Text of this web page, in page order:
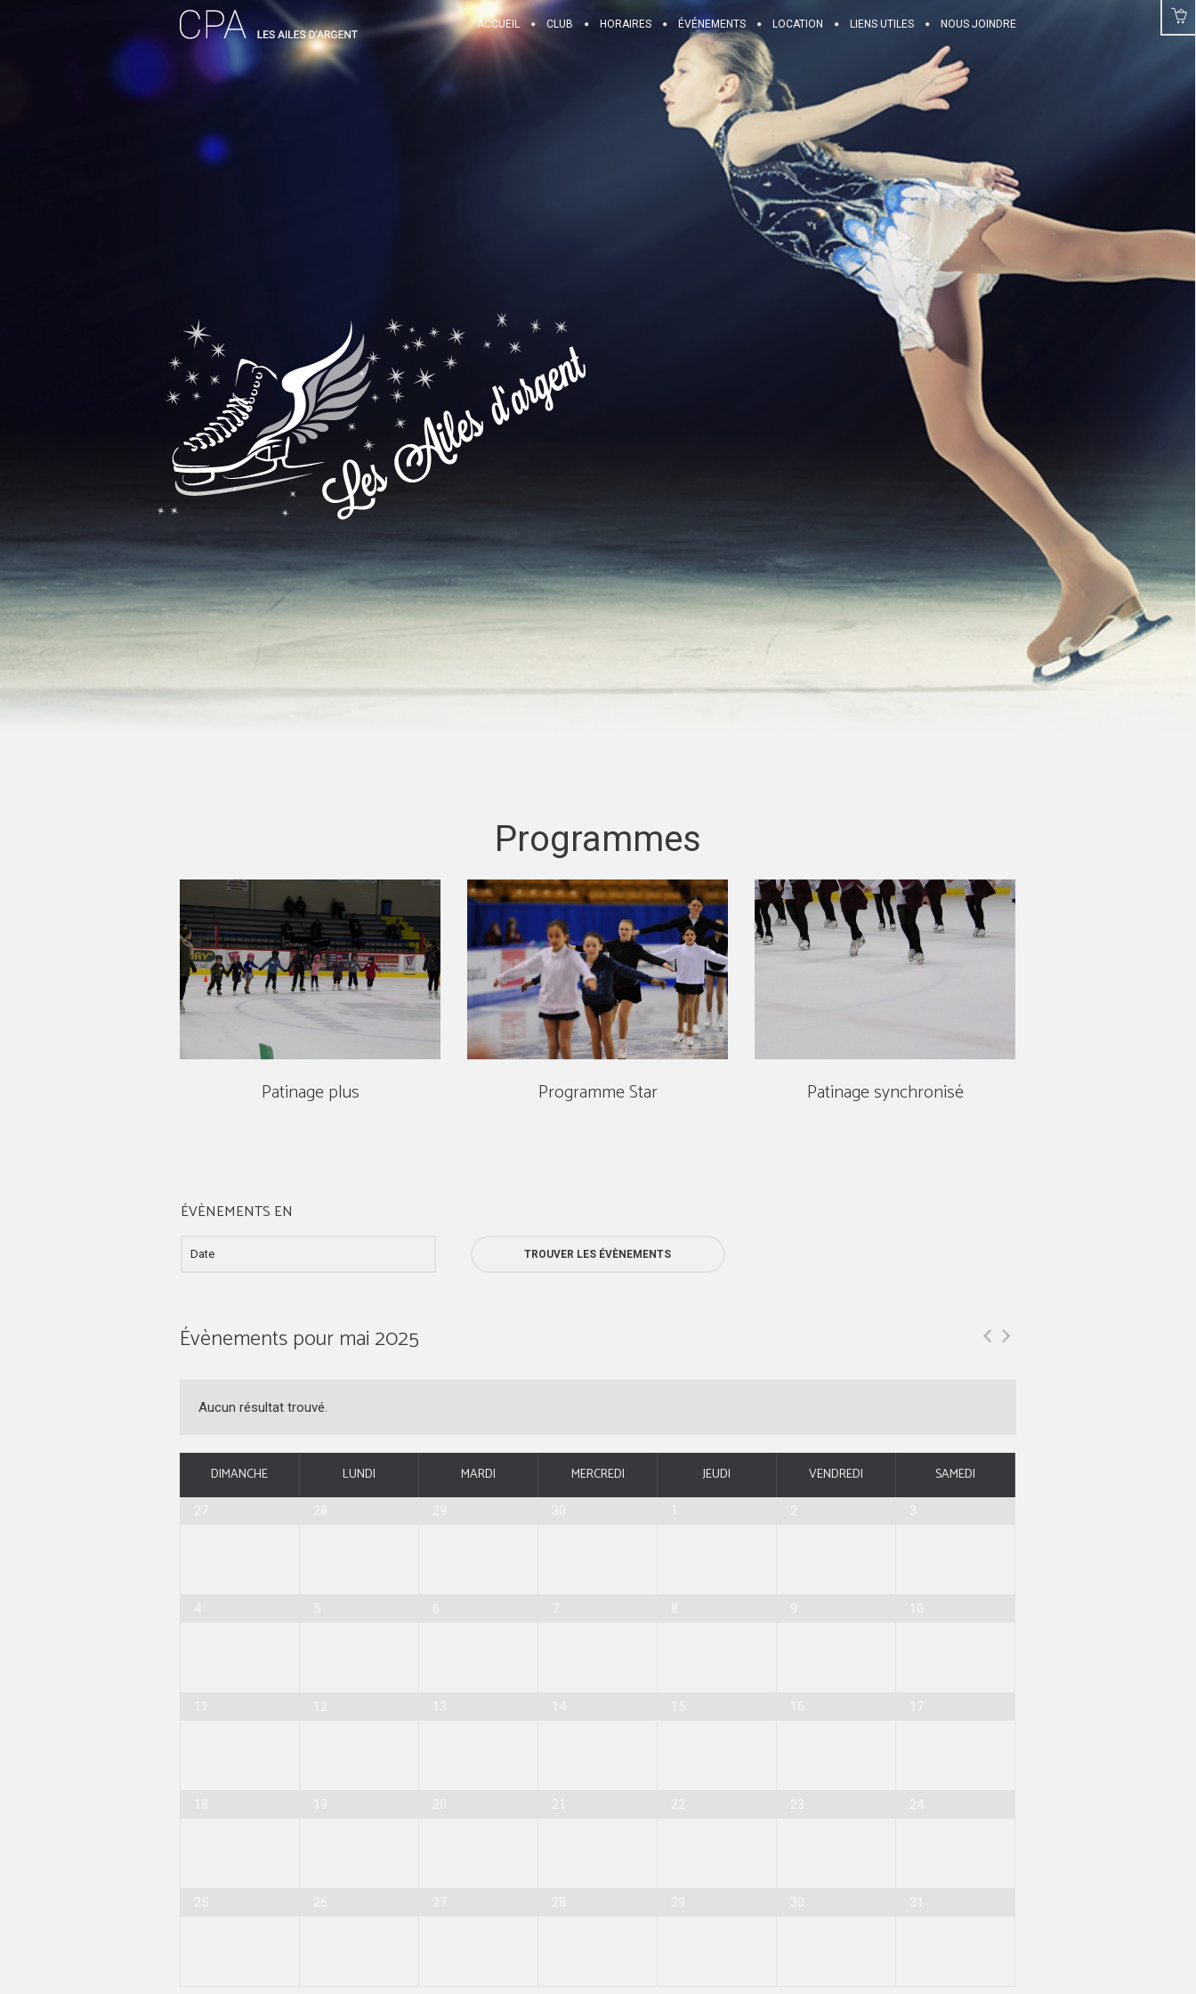
ACCUEIL CLUB HORAIRES ÉVÉNEMENTS LOCATION LIENS UTILES NOUS JOINDRE
Programmes
Patinage plus Programme Star Patinage synchronisé
ÉVÈNEMENTS EN
Évènements pour mai 2025
Aucun résultat trouvé.
DIMANCHE LUNDI MARDI MERCREDI JEUDI VENDREDI SAMEDI
27 28 29 30 1 2 3
4 5 6 7 8 9 10
11 12 13 14 15 16 17
18 19 20 21 22 23 24
25 26 27 28 29 30 31